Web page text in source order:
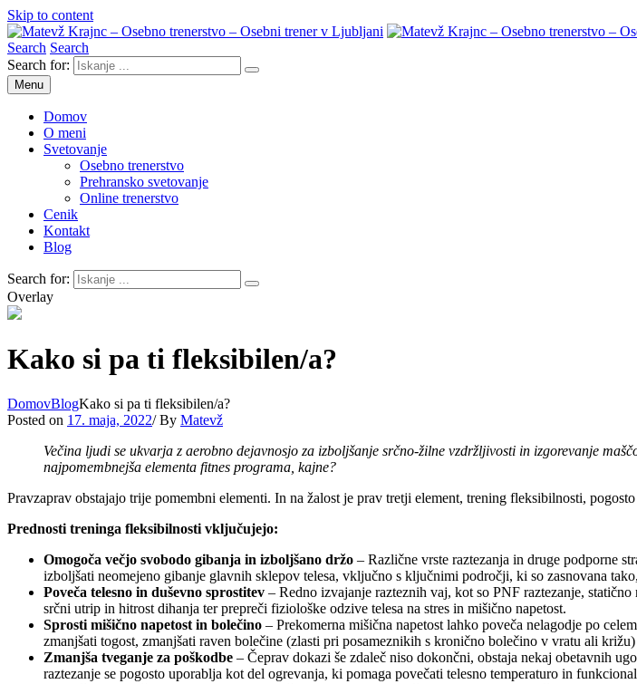
Skip to content
Matevž Krajnc – Osebno trenerstvo – Osebni trener v Ljubljani
Osebno trenerstvo
Search Search
Search for:
Menu
Domov
O meni
Svetovanje
Osebno trenerstvo
Prehransko svetovanje
Online trenerstvo
Cenik
Kontakt
Blog
Search for:
Overlay
Kako si pa ti fleksibilen/a?
DomovBlogKako si pa ti fleksibilen/a?
Posted on 17. maja, 2022/ By Matevž
Večina ljudi se ukvarja z aerobno dejavnosjo za izboljšanje srčno-žilne vzdržljivosti in izgorevanje
najpomembnejša elementa fitnes programa, kajne?
Pravzaprav obstajajo trije pomembni elementi. In na žalost je prav tretji element, trening fleksibilnosti, pogosto
Prednosti treninga fleksibilnosti vključujejo:
Omogoča večjo svobodo gibanja in izboljšano držo – Različne vrste raztezanja in druge podporne
izboljšati neomejeno gibanje glavnih sklepov telesa, vključno s ključnimi področji, ki so zasnovana
Poveča telesno in duševno sprostitev – Redno izvajanje razteznih vaj, kot so PNF raztezanje,
srčni utrip in hitrost dihanja ter prepreči fiziološke odzive telesa na stres in mišično napetost.
Sprosti mišično napetost in bolečino – Prekomerna mišična napetost lahko poveča nelagodje po
zmanjšati togost, zmanjšati raven bolečine (zlasti pri posameznikih s kronično bolečino v vratu ali
Zmanjša tveganje za poškodbe – Čeprav dokazi še zdaleč niso dokončni, obstaja nekaj obetavnih
raztezanje se pogosto uporablja kot del ogrevanja, ki pomaga povečati telesno temperaturo in